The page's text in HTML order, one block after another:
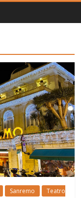
Sanremo
Teatro